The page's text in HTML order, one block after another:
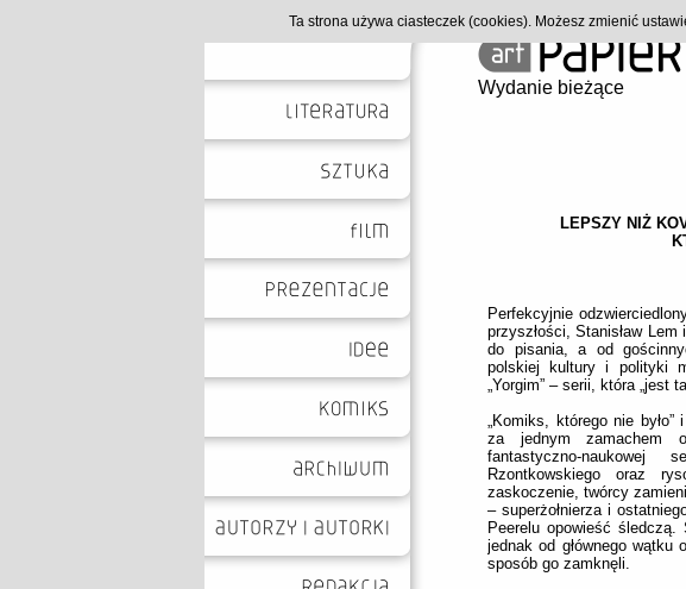
Wydanie bieżące
LEPSZY NIŻ
Perfekcyjnie
przyszłości, Stanisław
do pisania, a od
polskiej kultury i polityki
„Yorgim” – serii, która „jest
„Komiks, którego nie
za jednym zamachem
fantastyczno-naukowej
Rzontkowskiego oraz
zaskoczenie, twórcy
– superżołnierza i
Peerelu opowieść
jednak od głównego wątku
sposób go zamknęli.
Ta strona używa ciasteczek (cookies). Możesz zmienić